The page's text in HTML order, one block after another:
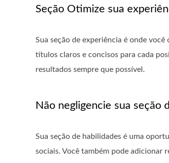
Seção Otimize sua
Sua seção de experiência é onde
títulos claros e concisos para cada
resultados sempre que possível.
Não negligencie sua seção
Sua seção de habilidades é uma
sociais. Você também pode adicionar